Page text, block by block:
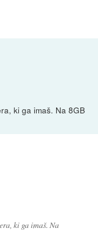
ki ga imaš. Na 8GB
ki ga imaš. Na